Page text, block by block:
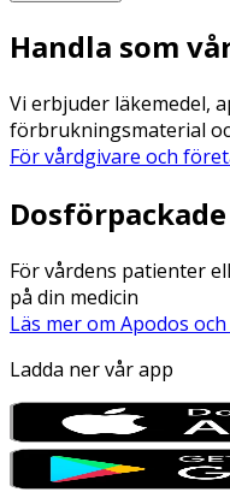
Handla som
Vi erbjuder läkemedel,
förbrukningsmaterial
För vårdgivare och
För vårdens patienter
på din medicin
Läs mer om Apodos
Ladda ner vår app